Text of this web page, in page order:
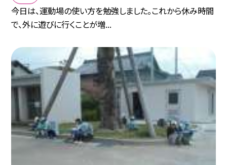
今日は、運動場の使い方を勉強しました。これから休み時間
で、外に遊びに行くことが増...